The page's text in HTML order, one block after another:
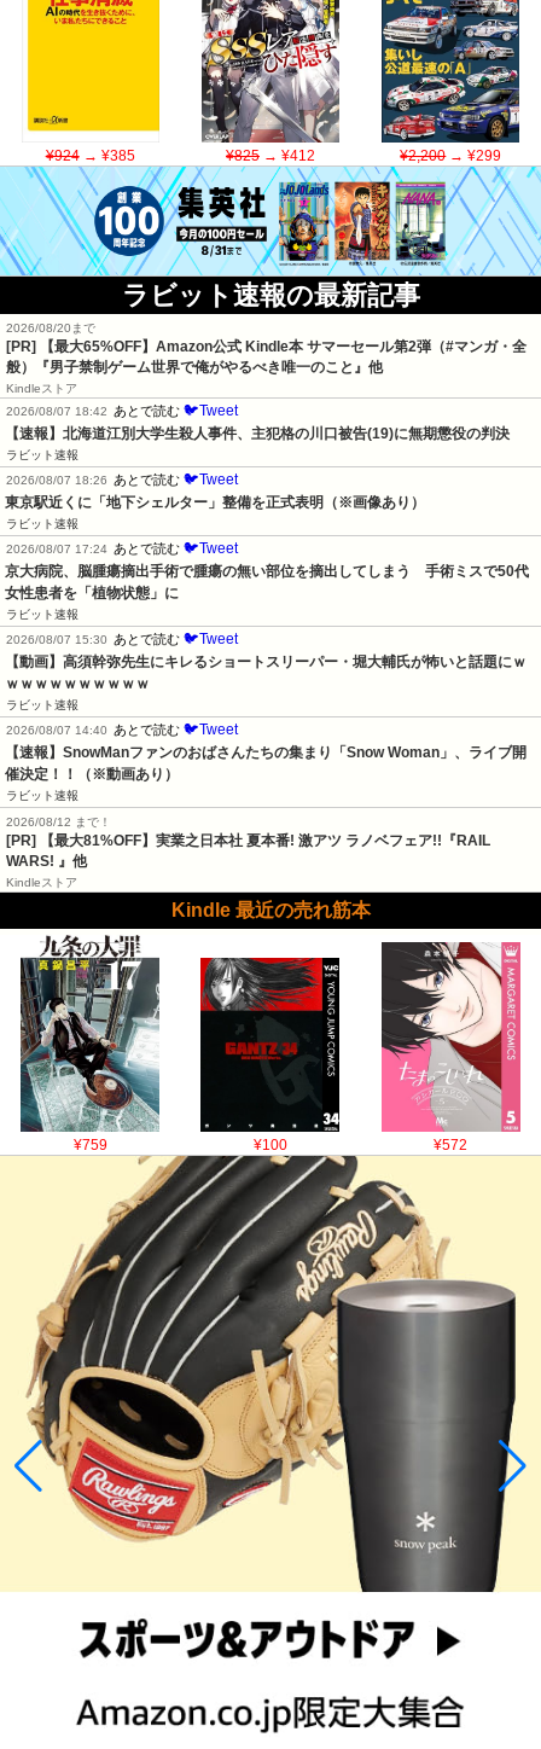
¥924→ ¥385 ¥825→ ¥412 ¥2,200→ ¥299
ラビット速報の最新記事
2026/08/20まで
[PR]
【最大65%OFF】Amazon公式 Kindle本 サマーセール第2弾（#マンガ・全
般）『男子禁制ゲーム世界で俺がやるべき唯一のこと』他
Kindleストア
2026/08/07 18:42
あとで読む 🐦Tweet
【速報】北海道江別大学生殺人事件、主犯格の川口被告(19)に無期懲役の判決
ラビット速報
2026/08/07 18:26
あとで読む 🐦Tweet
東京駅近くに「地下シェルター」整備を正式表明（※画像あり）
ラビット速報
2026/08/07 17:24 あとで読む 🐦Tweet
京大病院、脳腫瘍摘出手術で腫瘍の無い部位を摘出してしまう　手術ミスで50代
女性患者を「植物状態」に
ラビット速報
2026/08/07 15:30
あとで読む 🐦Tweet
【動画】高須幹弥先生にキレるショートスリーパー・堀大輔氏が怖いと話題にｗ
ｗｗｗｗｗｗｗｗｗｗ
ラビット速報
2026/08/07 14:40
あとで読む 🐦Tweet
【速報】SnowManファンのおばさんたちの集まり「Snow Woman」、ライブ開
催決定！！（※動画あり）
ラビット速報
2026/08/12 まで！
[PR] 【最大81%OFF】実業之日本社 夏本番! 激アツ ラノベフェア!!『RAIL
WARS! 』他
Kindleストア
Kindle 最近の売れ筋本
¥759 ¥100 ¥572